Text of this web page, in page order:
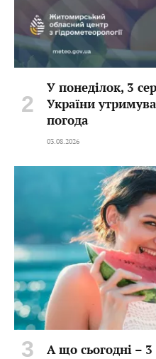
У понеділок, 3
України
погода
03.08.2026
А що сьогодні –